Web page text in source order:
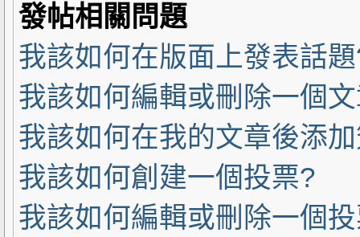
發帖相關問題
我該如何在版面上發表話
我該如何編輯或刪除一個
我該如何在我的文章後添
我該如何創建一個投票?
我該如何編輯或刪除一個